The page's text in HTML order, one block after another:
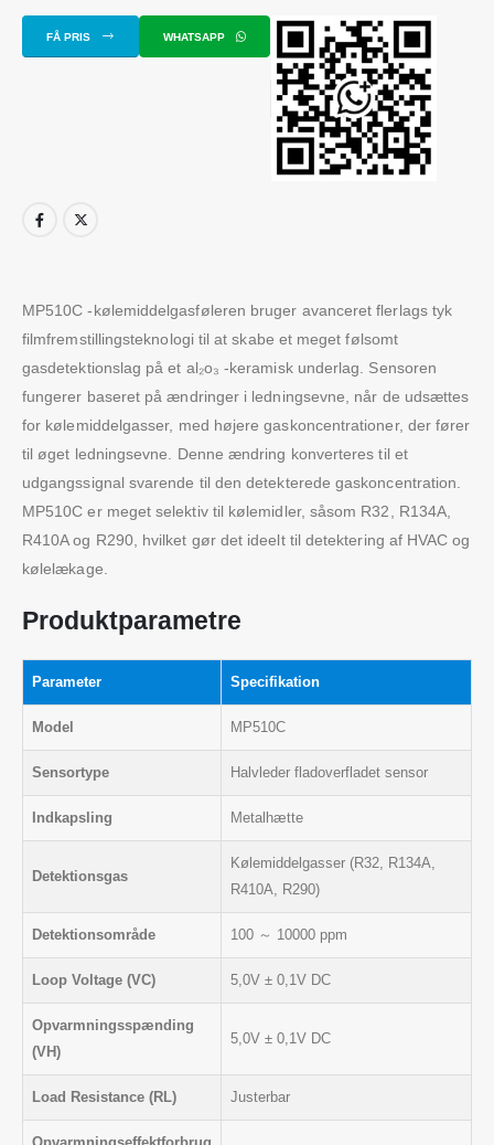
FÅ PRIS WHATSAPP
MP510C -kølemiddelgasføleren bruger avanceret flerlags tyk
filmfremstillingsteknologi til at skabe et meget følsomt
gasdetektionslag på et al₂o₃ -keramisk underlag. Sensoren
fungerer baseret på ændringer i ledningsevne, når de udsættes
for kølemiddelgasser, med højere gaskoncentrationer, der fører
til øget ledningsevne. Denne ændring konverteres til et
udgangssignal svarende til den detekterede gaskoncentration.
MP510C er meget selektiv til kølemidler, såsom R32, R134A,
R410A og R290, hvilket gør det ideelt til detektering af HVAC og
kølelækage.
Produktparametre
Parameter Specifikation
Model MP510C
Sensortype Halvleder fladoverfladet sensor
Indkapsling Metalhætte
Detektionsgas
Kølemiddelgasser (R32, R134A,
R410A, R290)
Detektionsområde 100 ～ 10000 ppm
Loop Voltage (VC) 5,0V ± 0,1V DC
Opvarmningsspænding
(VH)
5,0V ± 0,1V DC
Load Resistance (RL) Justerbar